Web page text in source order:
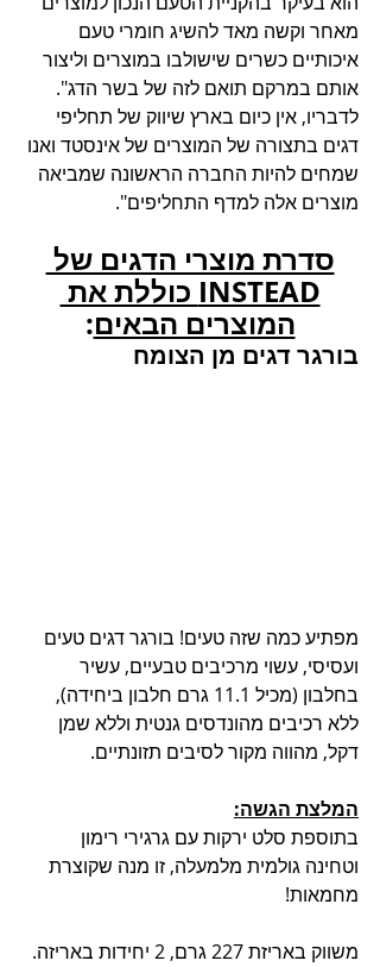
מאחר וקשה מאד להשיג חומרי טעם
איכותיים כשרים שישולבו במוצרים וליצור
אותם במרקם תואם לזה של בשר הדג".
לדבריו, אין כיום בארץ שיווק של תחליפי
דגים בתצורה של המוצרים של אינסטד ואנו
שמחים להיות החברה הראשונה שמביאה
מוצרים אלה למדף התחליפים".
סדרת מוצרי הדגים של
INSTEAD כוללת את
המוצרים הבאים:
בורגר דגים מן הצומח
מפתיע כמה שזה טעים! בורגר דגים טעים
ועסיסי, עשוי מרכיבים טבעיים, עשיר
בחלבון (מכיל 11.1 גרם חלבון ביחידה),
ללא רכיבים מהונדסים גנטית וללא שמן
דקל, מהווה מקור לסיבים תזונתיים.
המלצת הגשה:
בתוספת סלט ירקות עם גרגירי רימון
וטחינה גולמית מלמעלה, זו מנה שקוצרת
מחמאות!
משווק באריזת 227 גרם, 2 יחידות באריזה.